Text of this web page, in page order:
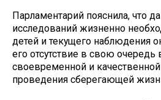
Парламентарий пояснила, что
исследований жизненно
детей и текущего наблюдения
его отсутствие в свою очередь
своевременной и
проведения сберегающей